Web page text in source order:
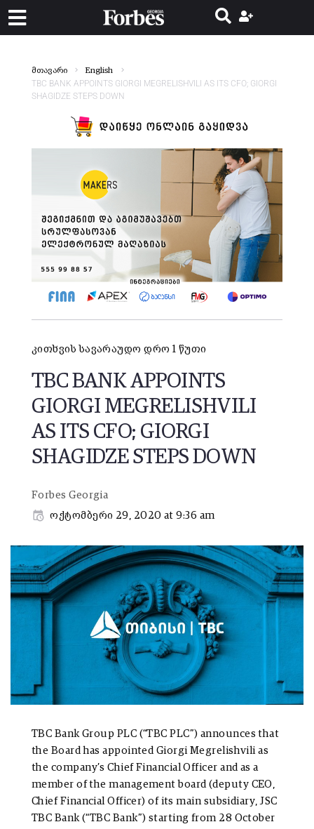
მთავარი English
TBC BANK APPOINTS GIORGI MEGRELISHVILI AS ITS CFO; GIORGI
SHAGIDZE STEPS DOWN
კითხვის სავარაუდო დრო 1 წუთი
TBC BANK APPOINTS
GIORGI MEGRELISHVILI
AS ITS CFO; GIORGI
SHAGIDZE STEPS DOWN
Forbes Georgia
ოქტომბერი 29, 2020 at 9:36 am
TBC Bank Group PLC (“TBC PLC”) announces that
the Board has appointed Giorgi Megrelishvili as
the company’s Chief Financial Officer and as a
member of the management board (deputy CEO,
Chief Financial Officer) of its main subsidiary, JSC
TBC Bank (“TBC Bank”) starting from 28 October